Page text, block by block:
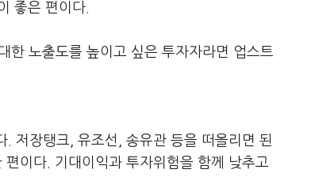
좋은 편이다.
한 노출도를 높이고 싶은 투자자라면 업스트
저장탱크, 유조선, 송유관 등을 떠올리면 된
이다. 기대이익과 투자위험을 함께 낮추고